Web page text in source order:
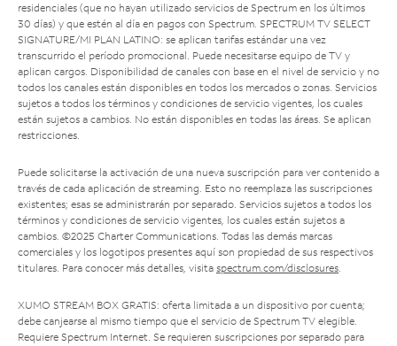
residenciales (que no hayan utilizado servicios de Spectrum en los últimos
30 días) y que estén al día en pagos con Spectrum. SPECTRUM TV SELECT
SIGNATURE/MI PLAN LATINO: se aplican tarifas estándar una vez
transcurrido el período promocional. Puede necesitarse equipo de TV y
aplican cargos. Disponibilidad de canales con base en el nivel de servicio y no
todos los canales están disponibles en todos los mercados o zonas. Servicios
sujetos a todos los términos y condiciones de servicio vigentes, los cuales
están sujetos a cambios. No están disponibles en todas las áreas. Se aplican
restricciones.
Puede solicitarse la activación de una nueva suscripción para ver contenido a
través de cada aplicación de streaming. Esto no reemplaza las suscripciones
existentes; esas se administrarán por separado. Servicios sujetos a todos los
términos y condiciones de servicio vigentes, los cuales están sujetos a
cambios. ©2025 Charter Communications. Todas las demás marcas
comerciales y los logotipos presentes aquí son propiedad de sus respectivos
titulares. Para conocer más detalles, visita spectrum.com/disclosures.
XUMO STREAM BOX GRATIS: oferta limitada a un dispositivo por cuenta;
debe canjearse al mismo tiempo que el servicio de Spectrum TV elegible.
Requiere Spectrum Internet. Se requieren suscripciones por separado para